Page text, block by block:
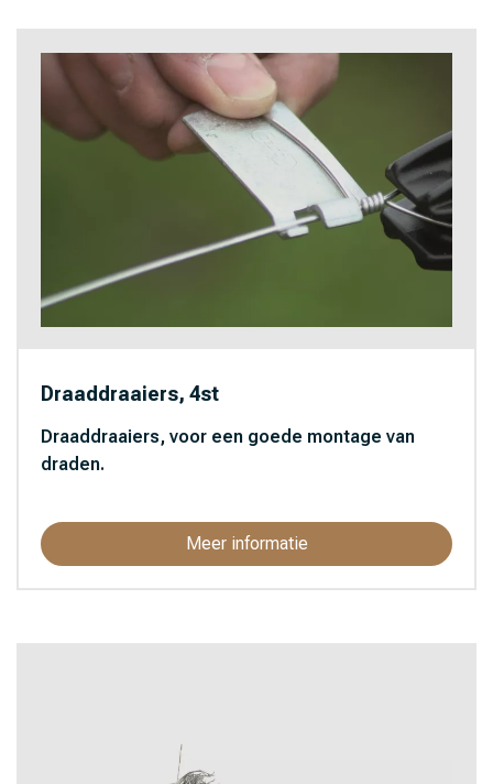
Draaddraaiers, 4st
Draaddraaiers, voor een goede montage van
draden.
Meer informatie